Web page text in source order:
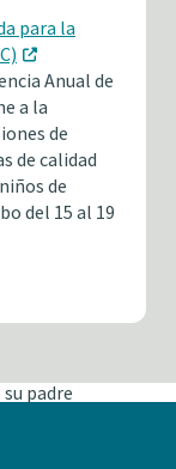
para la
Anual de
a la
de
de calidad
de
del 15 al 19